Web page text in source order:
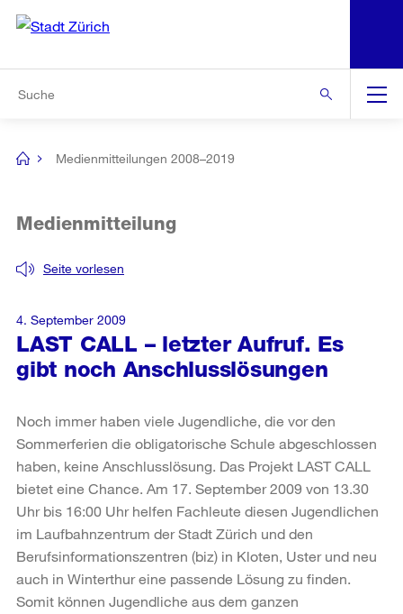
Navigation
[no
Medienmitteilungen 2008–2019
LAST CALL – letzter Aufruf. Es
gibt noch Anschlusslösungen
Seite vorlesen
Medienmitteilung
4. September 2009
Noch immer haben viele Jugendliche, die vor den
Sommerferien die obligatorische Schule abgeschlossen
haben, keine Anschlusslösung. Das Projekt LAST CALL
bietet eine Chance. Am 17. September 2009 von 13.30
Uhr bis 16:00 Uhr helfen Fachleute diesen Jugendlichen
im Laufbahnzentrum der Stadt Zürich und den
Berufsinformationszentren (biz) in Kloten, Uster und neu
auch in Winterthur eine passende Lösung zu finden.
Somit können Jugendliche aus dem ganzen